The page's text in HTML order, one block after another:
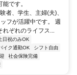
です。
者、学生、主婦(夫)、
フが活躍中です。 週
れぞれのライフス...
日祝のみOK
イク通勤OK
シフト自由
社会保険完備